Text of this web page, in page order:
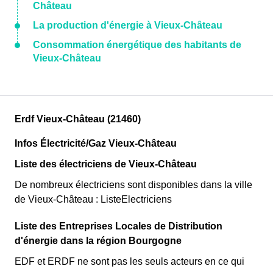
Château
La production d'énergie à Vieux-Château
Consommation énergétique des habitants de
Vieux-Château
Erdf Vieux-Château (21460)
Infos Électricité/Gaz Vieux-Château
Liste des électriciens de Vieux-Château
De nombreux électriciens sont disponibles dans la ville
de Vieux-Château : ListeElectriciens
Liste des Entreprises Locales de Distribution
d'énergie dans la région Bourgogne
EDF et ERDF ne sont pas les seuls acteurs en ce qui